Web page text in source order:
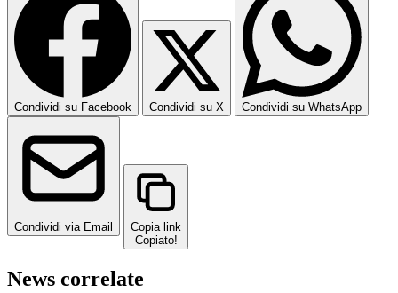
Condividi su Facebook Condividi su X Condividi su WhatsApp
Condividi via Email
Copia link
Copiato!
News correlate